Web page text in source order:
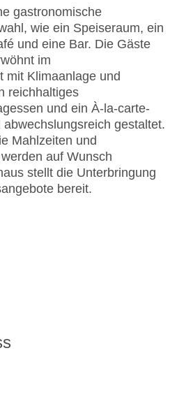
1
1
4
113
Pool, Sonnenschirme
Pool
Express, Diners Club,
gastronomische
wie ein Speiseraum, ein
und eine Bar. Die Gäste
im
mit Klimaanlage und
reichhaltiges
und ein À-la-carte-
gestaltet.
Mahlzeiten und
auf Wunsch
stellt die Unterbringung
bereit.